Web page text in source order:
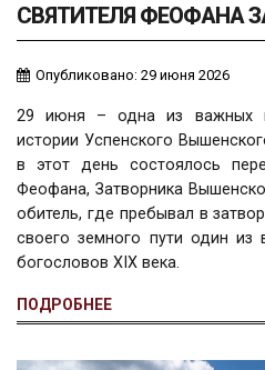
СВЯТИТЕЛЯ ФЕОФАНА
Опубликовано: 29 июня 2026
29 июня – одна из важных
истории Успенского
в этот день состоялось
Феофана, Затворника
обитель, где пребывал в
своего земного пути один из
богословов XIX века.
ПОДРОБНЕЕ